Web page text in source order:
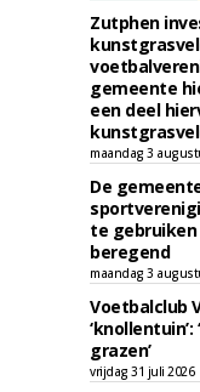
Zutphen
gemeente
een deel
maandag 3
De
te
beregend
maandag 3
Voetbalclub
grazen’
vrijdag 31 juli 2026